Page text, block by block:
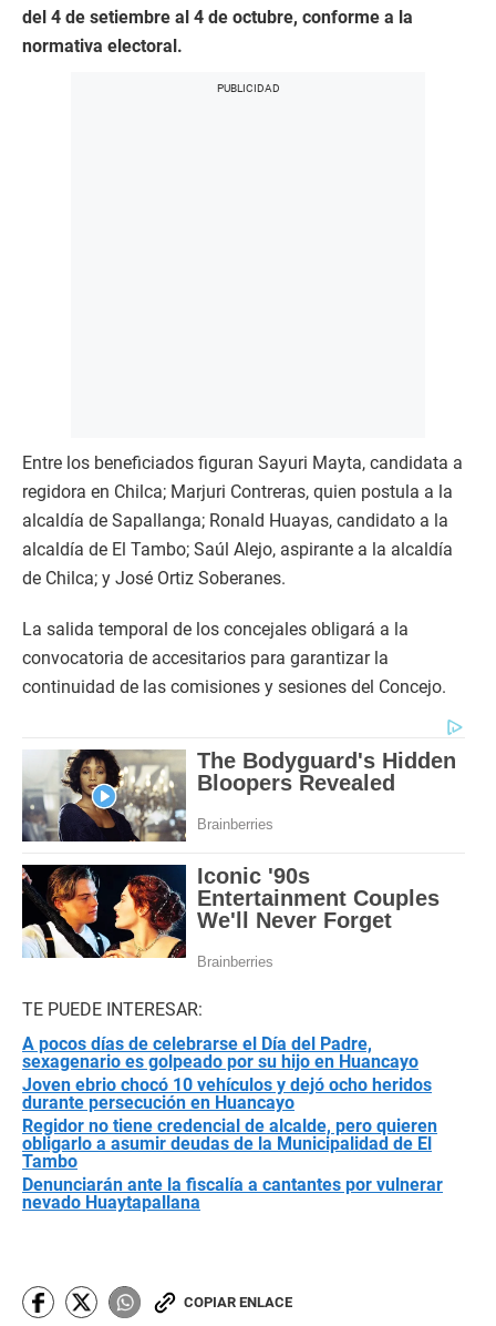
del 4 de setiembre al 4 de octubre, conforme a la
normativa electoral.
Entre los beneficiados figuran Sayuri Mayta, candidata a
regidora en Chilca; Marjuri Contreras, quien postula a la
alcaldía de Sapallanga; Ronald Huayas, candidato a la
alcaldía de El Tambo; Saúl Alejo, aspirante a la alcaldía
de Chilca; y José Ortiz Soberanes.
La salida temporal de los concejales obligará a la
convocatoria de accesitarios para garantizar la
continuidad de las comisiones y sesiones del Concejo.
TE PUEDE INTERESAR:
A pocos días de celebrarse el Día del Padre,
sexagenario es golpeado por su hijo en Huancayo
Joven ebrio chocó 10 vehículos y dejó ocho heridos
durante persecución en Huancayo
Regidor no tiene credencial de alcalde, pero quieren
obligarlo a asumir deudas de la Municipalidad de El
Tambo
Denunciarán ante la fiscalía a cantantes por vulnerar
nevado Huaytapallana
COPIAR ENLACE